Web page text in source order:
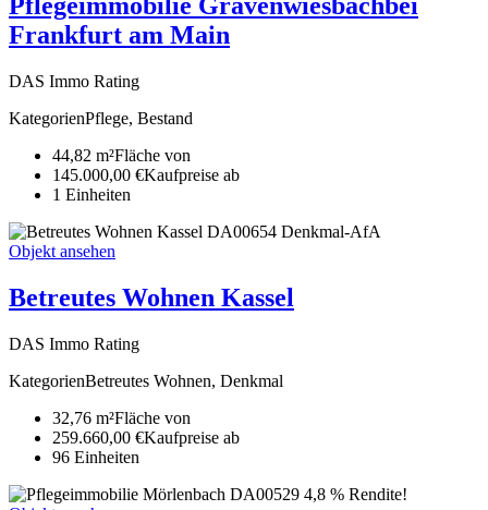
Pflegeimmobilie Grävenwiesbachbei
Frankfurt am Main
DAS Immo Rating
KategorienPflege, Bestand
44,82 m²Fläche von
145.000,00 €Kaufpreise ab
1 Ein­heiten
DA00654 Denkmal-AfA
Objekt ansehen
Betreutes Wohnen Kassel
DAS Immo Rating
KategorienBetreutes Wohnen, Denkmal
32,76 m²Fläche von
259.660,00 €Kaufpreise ab
96 Ein­heiten
DA00529 4,8 % Rendite!